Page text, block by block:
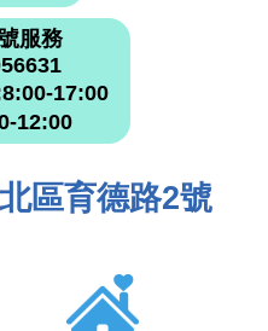
服務
17:00
12:00
區育德路2號